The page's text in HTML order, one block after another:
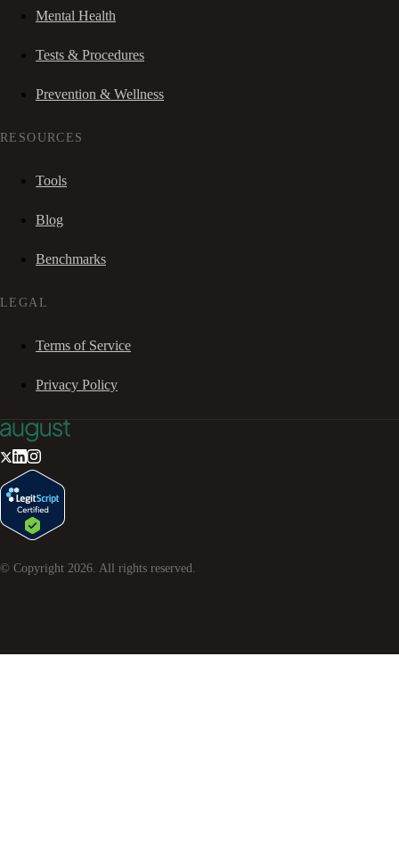
Mental Health
Tests & Procedures
Prevention & Wellness
RESOURCES
Tools
Blog
Benchmarks
LEGAL
Terms of Service
Privacy Policy
© Copyright 2026 . All rights reserved.